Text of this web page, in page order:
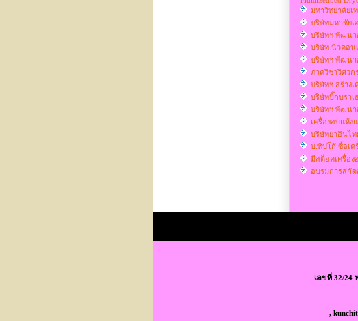
มหาวิทยาลัยเ
บริษัทมหาชัย
บริษัทฯ พัฒนา
บริษัท นิวคอนเ
บริษัทฯ พัฒนา
ภาควิชาวิศวก
บริษัทฯ สร้างเ
บริษัทบิ๊กบราเ
บริษัทฯ พัฒนา
เครื่องอบแห้ง
บริษัทยาอินไท
บ.ทิปโก้ ซื้อเค
มีสต็อคเครื่อง
อบรมการสกั
เลขที่ 32/24
,